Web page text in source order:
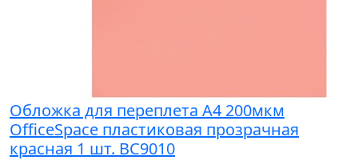
Обложка для переплета А4 200мкм
OfficeSpace пластиковая прозрачная
красная 1 шт. BC9010